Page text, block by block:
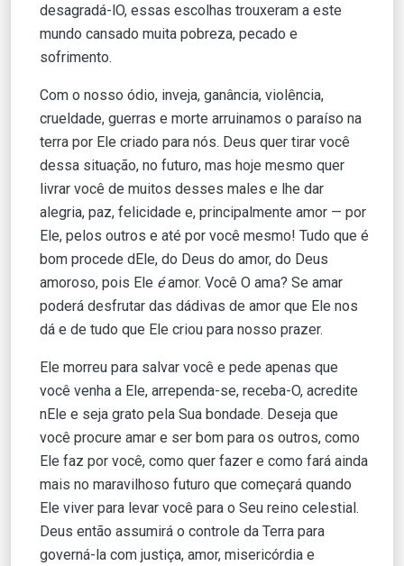
desagradá-lO, essas escolhas trouxeram a este
mundo cansado muita pobreza, pecado e
sofrimento.
Com o nosso ódio, inveja, ganância, violência,
crueldade, guerras e morte arruinamos o paraíso na
terra por Ele criado para nós. Deus quer tirar você
dessa situação, no futuro, mas hoje mesmo quer
livrar você de muitos desses males e lhe dar
alegria, paz, felicidade e, principalmente amor — por
Ele, pelos outros e até por você mesmo! Tudo que é
bom procede dEle, do Deus do amor, do Deus
amoroso, pois Ele éamor. Você O ama? Se amar
poderá desfrutar das dádivas de amor que Ele nos
dá e de tudo que Ele criou para nosso prazer.
Ele morreu para salvar você e pede apenas que
você venha a Ele, arrependa-se, receba-O, acredite
nEle e seja grato pela Sua bondade. Deseja que
você procure amar e ser bom para os outros, como
Ele faz por você, como quer fazer e como fará ainda
mais no maravilhoso futuro que começará quando
Ele viver para levar você para o Seu reino celestial.
Deus então assumirá o controle da Terra para
governá-la com justiça, amor, misericórdia e